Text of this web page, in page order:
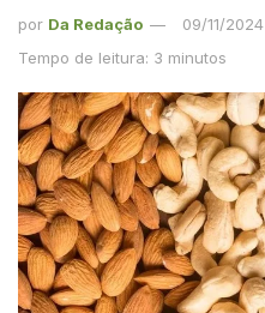
por Da Redação
09/11/2024
Tempo de leitura: 3 minutos